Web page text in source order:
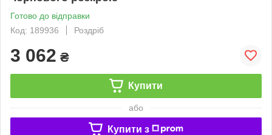
Готово до відправки
Код: 189936
Роздріб
3 062 ₴
Купити
або
Купити з